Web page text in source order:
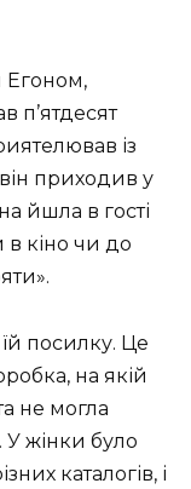
Егоном,
п’‎ятдесят
із
приходив у
йшла в гості
кіно чи до
посилку. Це
на якій
не могла
У жінки було
каталогів, і